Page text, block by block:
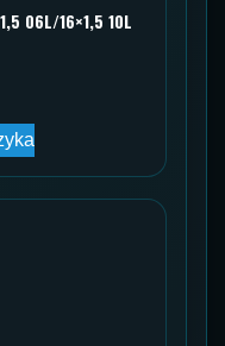
06L/16×1,5 10L